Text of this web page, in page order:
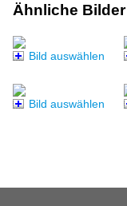
Ähnliche Bilder
Bild auswählen
Bild auswählen